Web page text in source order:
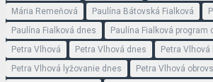
Mária Remeňová
Paulína Bátovská Fialková
Paulína Fialková dnes
Paulína Fialková program
Petra Vlhová
Petra Vlhová dnes
Petra
Petra Vlhová lyžovanie dnes
Petra Vlhová